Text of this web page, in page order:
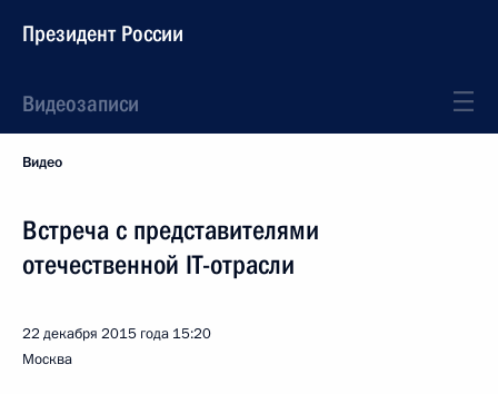
Президент России
Видеозаписи
Видео
Встреча с представителями
отечественной IT-отрасли
22 декабря 2015 года 15:20
Москва